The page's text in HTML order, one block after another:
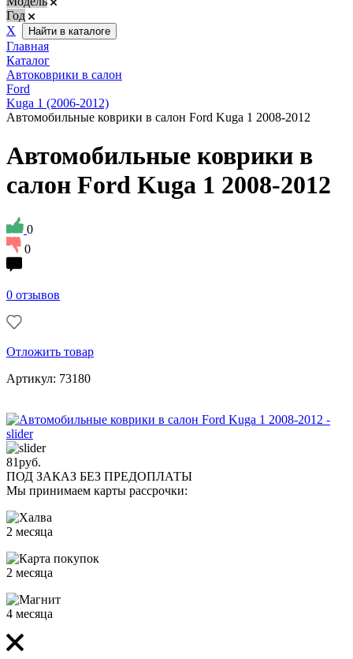
Год
Х
Найти в каталоге
Главная
Каталог
Автоковрики в салон
Ford
Kuga 1 (2006-2012)
Автомобильные коврики в салон Ford Kuga 1 2008-2012
Автомобильные коврики в
салон Ford Kuga 1 2008-2012
0
0
0 отзывов
Отложить товар
Артикул: 73180
81руб.
ПОД ЗАКАЗ БЕЗ ПРЕДОПЛАТЫ
Мы принимаем карты рассрочки:
2 месяца
2 месяца
4 месяца